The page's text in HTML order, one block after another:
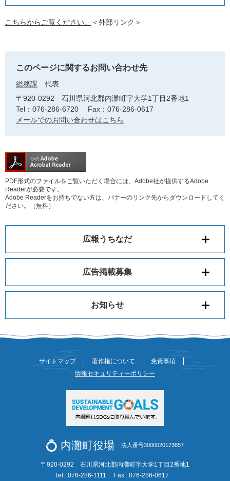
こちらからご覧ください。 ＜外部リンク＞
このページに関するお問い合わせ先
総務課
代表
〒920-0292
石川県河北郡内灘町字大学1丁目2番地1
Tel：076-286-6720
Fax：076-286-0617
メールでのお問い合わせはこちら
PDF形式のファイルをご覧いただく場合には、Adobe社が提供するAdobe
Readerが必要です。
Adobe Readerをお持ちでない方は、バナーのリンク先からダウンロードしてく
ださい。（無料）
広報うちなだ
広告掲載募集
お知らせ
サイトマップ 著作権について
免責事項
情報セキュリティーポリシー
内灘町役場 法人番号3000020173657
〒920-0292 石川県河北郡内灘町字大学1丁目2番地1
Tel : 076-286-1111
Fax : 076-286-0617